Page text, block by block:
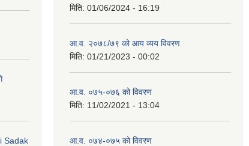
Sadak
मिति: 01/06/2024 - 16:19
आ.व. २०७८/७९ को आय व्यय विवरण
मिति: 01/21/2023 - 00:02
आ.व. ०७५-०७६ को विवरण
मिति: 11/02/2021 - 13:04
आ.व. ०७४-०७५ को विवरण